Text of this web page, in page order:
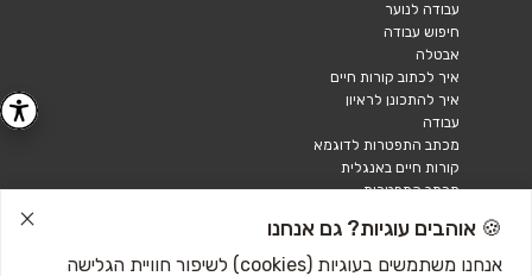
עבודה לנוער
חיפוש עבודה
אבטלה
איך לכתוב קורות חיים
איך להתכונן לראיון
עבודה
מכתב התפטרות לדוגמא
קורות חיים באנגלית
מכתב התפטרות
🍪 אוהבים עוגיות? גם אנחנו
אנחנו משתמשים בעוגיות (cookies) לשיפור חוויית הגלישה